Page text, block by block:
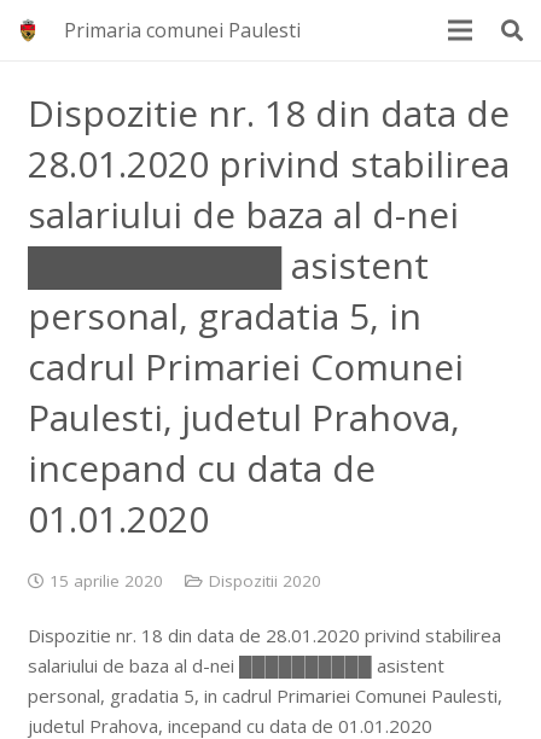
Primaria comunei Paulesti
Dispozitie nr. 18 din data de
28.01.2020 privind stabilirea
salariului de baza al d-nei
██████████ asistent
personal, gradatia 5, in
cadrul Primariei Comunei
Paulesti, judetul Prahova,
incepand cu data de
01.01.2020
15 aprilie 2020 Dispozitii 2020
Dispozitie nr. 18 din data de 28.01.2020 privind stabilirea
salariului de baza al d-nei ██████████ asistent
personal, gradatia 5, in cadrul Primariei Comunei Paulesti,
judetul Prahova, incepand cu data de 01.01.2020